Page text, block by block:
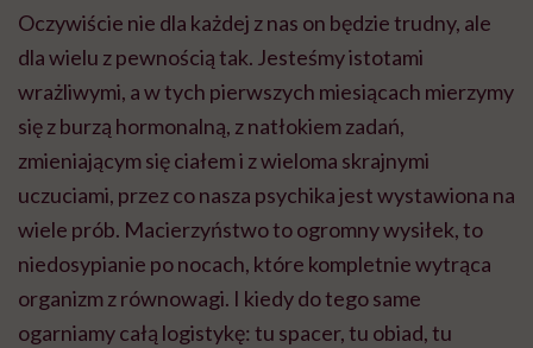
Oczywiście nie dla każdej z nas on będzie trudny, ale
dla wielu z pewnością tak. Jesteśmy istotami
wrażliwymi, a w tych pierwszych miesiącach mierzymy
się z burzą hormonalną, z natłokiem zadań,
zmieniającym się ciałem i z wieloma skrajnymi
uczuciami, przez co nasza psychika jest wystawiona na
wiele prób. Macierzyństwo to ogromny wysiłek, to
niedosypianie po nocach, które kompletnie wytrąca
organizm z równowagi. I kiedy do tego same
ogarniamy całą logistykę: tu spacer, tu obiad, tu